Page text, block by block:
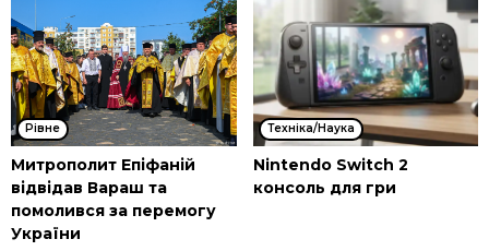
Рівне
Митрополит Епіфаній
відвідав Вараш та
помолився за перемогу
України
Техніка/Наука
Nintendo Switch 2
консоль для гри